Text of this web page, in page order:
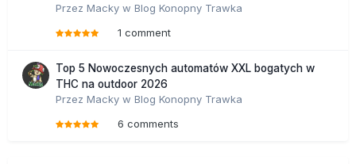
Przez Macky w Blog Konopny Trawka
1 comment
Top 5 Nowoczesnych automatów XXL bogatych w
THC na outdoor 2026
Przez Macky w Blog Konopny Trawka
6 comments